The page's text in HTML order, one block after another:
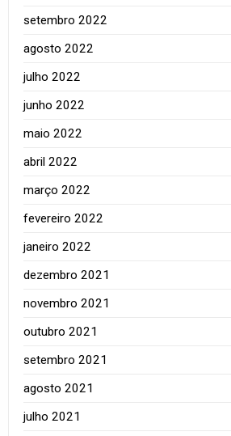
setembro 2022
agosto 2022
julho 2022
junho 2022
maio 2022
abril 2022
março 2022
fevereiro 2022
janeiro 2022
dezembro 2021
novembro 2021
outubro 2021
setembro 2021
agosto 2021
julho 2021